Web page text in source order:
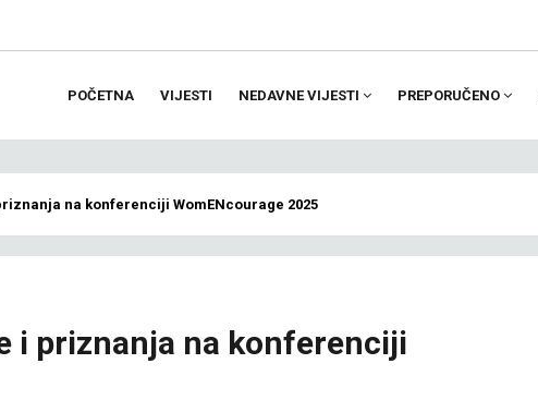
POČETNA VIJESTI NEDAVNE VIJESTI PREPORUČENO
na konferenciji WomENcourage 2025
i priznanja na konferenciji